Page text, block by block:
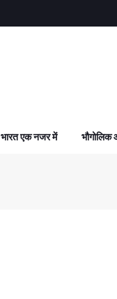
भारत एक नजर में भौगोलिक